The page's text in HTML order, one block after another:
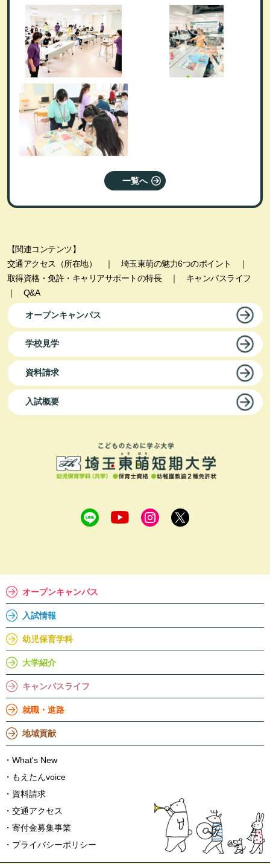
一覧へ
【関連コンテンツ】
交通アクセス（所在地）
｜ 埼玉東萌の魅力6つのポイント
｜
取得資格・免許・キャリアサポートの特長｜ キャンパスライフ
｜ Q&A
オープンキャンパス
学校見学
資料請求
入試概要
オープンキャンパス
入試情報
幼児保育学科
大学紹介
キャンパスライフ
就職・進路
地域貢献
What's New
もえたんvoice
資料請求
交通アクセス
寄付金募集事業
プライバシーポリシー